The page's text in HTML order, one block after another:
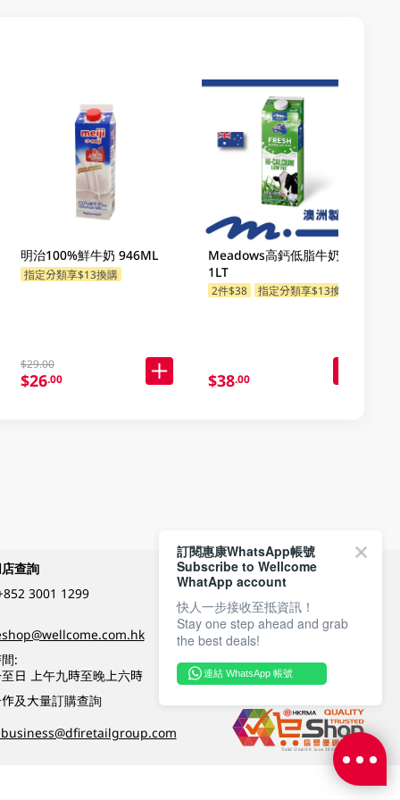
明治100%鮮牛奶 946ML
指定分類享$13換購
$29.00
$26.00
Meadows高鈣低脂牛奶飲品
1LT
2件$38 指定分類享$13換購
$38.00
查詢
3001 1299
:
日 上午九時至晚上六時
及大量訂購查詢
付款方式
關注我們
訂閱惠康WhatsApp帳號
Subscribe to Wellcome
WhatApp account
快人一步接收至抵資訊！
Stay one step ahead and grab
the best deals!
連結 WhatsApp 帳號